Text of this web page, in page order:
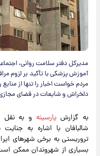
مدیرکل دفتر سلامت روانی،
آموزش پزشکی با تأکید بر لزوم
مردم خواست اخبار را تنها از
دلخراش و شایعات در فضای
به گزارشپارسینه و به نقل
شالبافان با اشاره به
تروریستی به برخی شهرهای
بسیاری از شهروندان ممکن